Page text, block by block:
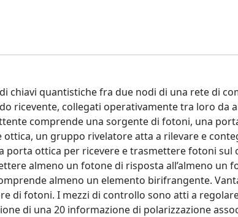
chiavi quantistiche fra due nodi di una rete di
ricevente, collegati operativamente tra loro da
comprende una sorgente di fotoni, una
un gruppo rivelatore atta a rilevare e
ottica per ricevere e trasmettere fotoni sul
almeno un fotone di risposta all’almeno un
almeno un elemento birifrangente.
di fotoni. I mezzi di controllo sono atti a
di una 20 informazione di polarizzazione